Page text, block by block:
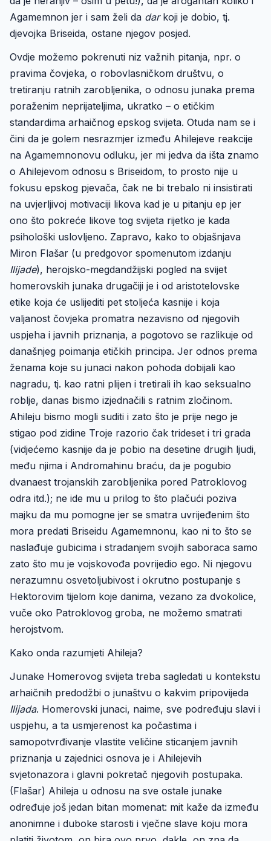
Agamemnon jer i sam želi da darkoji je dobio, tj.
djevojka Briseida, ostane njegov posjed.
Ovdje možemo pokrenuti niz važnih pitanja, npr. o
pravima čovjeka, o robovlasničkom društvu, o
tretiranju ratnih zarobljenika, o odnosu junaka prema
poraženim neprijateljima, ukratko – o etičkim
standardima arhaičnog epskog svijeta. Otuda nam se i
čini da je golem nesrazmjer između Ahilejeve reakcije
na Agamemnonovu odluku, jer mi jedva da išta znamo
o Ahilejevom odnosu s Briseidom, to prosto nije u
fokusu epskog pjevača, čak ne bi trebalo ni insistirati
na uvjerljivoj motivaciji likova kad je u pitanju ep jer
ono što pokreće likove tog svijeta rijetko je kada
psihološki uslovljeno. Zapravo, kako to objašnjava
Miron Flašar (u predgovor spomenutom izdanju
Ilijade), herojsko-megdandžijski pogled na svijet
homerovskih junaka drugačiji je i od aristotelovske
etike koja će uslijediti pet stoljeća kasnije i koja
valjanost čovjeka promatra nezavisno od njegovih
uspjeha i javnih priznanja, a pogotovo se razlikuje od
današnjeg poimanja etičkih principa. Jer odnos prema
ženama koje su junaci nakon pohoda dobijali kao
nagradu, tj. kao ratni plijen i tretirali ih kao seksualno
roblje, danas bismo izjednačili s ratnim zločinom.
Ahileju bismo mogli suditi i zato što je prije nego je
stigao pod zidine Troje razorio čak trideset i tri grada
(vidjećemo kasnije da je pobio na desetine drugih ljudi,
među njima i Andromahinu braću, da je pogubio
dvanaest trojanskih zarobljenika pored Patroklovog
odra itd.); ne ide mu u prilog to što plačući poziva
majku da mu pomogne jer se smatra uvrijeđenim što
mora predati Briseidu Agamemnonu, kao ni to što se
naslađuje gubicima i stradanjem svojih saboraca samo
zato što mu je vojskovođa povrijedio ego. Ni njegovu
nerazumnu osvetoljubivost i okrutno postupanje s
Hektorovim tijelom koje danima, vezano za dvokolice,
vuče oko Patroklovog groba, ne možemo smatrati
herojstvom.
Kako onda razumjeti Ahileja?
Junake Homerovog svijeta treba sagledati u kontekstu
arhaičnih predodžbi o junaštvu o kakvim pripovijeda
Ilijada. Homerovski junaci, naime, sve podređuju slavi i
uspjehu, a ta usmjerenost ka počastima i
samopotvrđivanje vlastite veličine sticanjem javnih
priznanja u zajednici osnova je i Ahilejevih
svjetonazora i glavni pokretač njegovih postupaka.
(Flašar) Ahileja u odnosu na sve ostale junake
određuje još jedan bitan momenat: mit kaže da između
anonimne i duboke starosti i vječne slave koju mora